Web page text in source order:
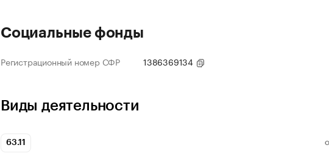
Социальные фонды
Регистрационный номер СФР 1386369134
Виды деятельности
63.11